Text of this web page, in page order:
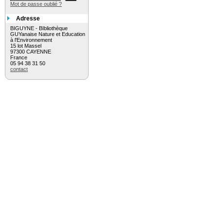
Mot de passe oublié ?
Adresse
BIGUYNE - BIbliothèque
GUYanaise Nature et Education
à l'Environnement
15 lot Massel
97300 CAYENNE
France
05 94 38 31 50
contact